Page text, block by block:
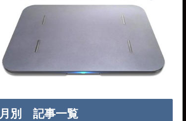
月別 記事一覧